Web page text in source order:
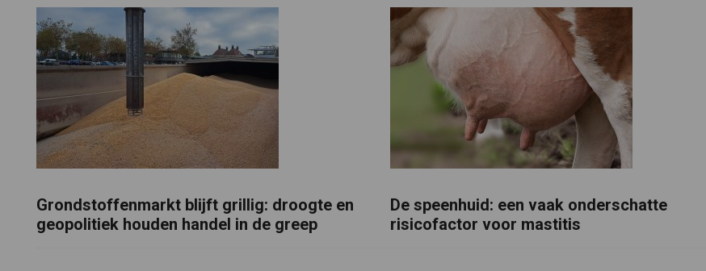
Grondstoffenmarkt blijft grillig: droogte en
geopolitiek houden handel in de greep
De speenhuid: een vaak onderschatte
risicofactor voor mastitis